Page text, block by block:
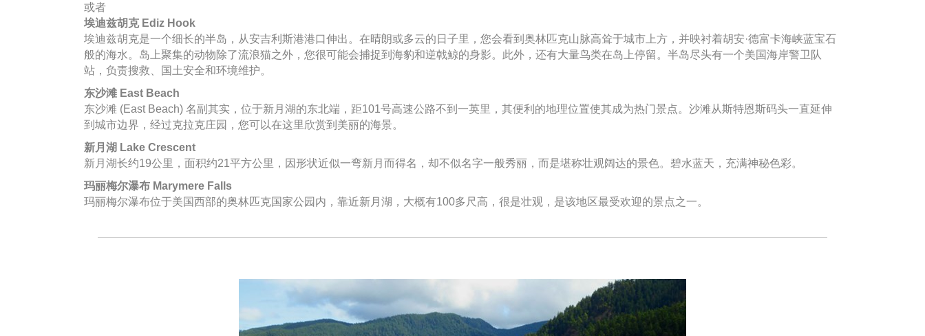
或者
埃迪兹胡克 Ediz Hook
埃迪兹胡克是一个细长的半岛，从安吉利斯港港口伸出。在晴朗或多云的日子里，您会看到奥林匹克山脉高耸于城市上方，并映衬着胡安·德富卡海峡蓝宝石
般的海水。岛上聚集的动物除了流浪猫之外，您很可能会捕捉到海豹和逆戟鲸的身影。此外，还有大量鸟类在岛上停留。半岛尽头有一个美国海岸警卫队
站，负责搜救、国土安全和环境维护。
东沙滩 East Beach
东沙滩 (East Beach) 名副其实，位于新月湖的东北端，距101号高速公路不到一英里，其便利的地理位置使其成为热门景点。沙滩从斯特恩斯码头一直延伸
到城市边界，经过克拉克庄园，您可以在这里欣赏到美丽的海景。
新月湖 Lake Crescent
新月湖长约19公里，面积约21平方公里，因形状近似一弯新月而得名，却不似名字一般秀丽，而是堪称壮观阔达的景色。碧水蓝天，充满神秘色彩。
玛丽梅尔瀑布 Marymere Falls
玛丽梅尔瀑布位于美国西部的奥林匹克国家公园内，靠近新月湖，大概有100多尺高，很是壮观，是该地区最受欢迎的景点之一。